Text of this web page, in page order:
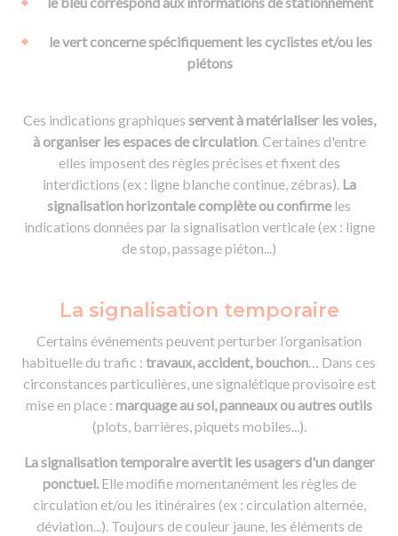
le vert concerne spécifiquement les cyclistes et/ou les
piétons
Ces indications graphiques servent à matérialiser les voies,
à organiser les espaces de circulation. Certaines d'entre
elles imposent des règles précises et fixent des
interdictions (ex : ligne blanche continue, zébras). La
signalisation horizontale complète ou confirme les
indications données par la signalisation verticale (ex : ligne
de stop, passage piéton...)
La signalisation temporaire
Certains événements peuvent perturber l’organisation
habituelle du trafic : travaux, accident, bouchon… Dans ces
circonstances particulières, une signalétique provisoire est
mise en place : marquage au sol, panneaux ou autres outils
(plots, barrières, piquets mobiles...).
La signalisation temporaire avertit les usagers d'un danger
ponctuel.Elle modifie momentanément les règles de
circulation et/ou les itinéraires (ex : circulation alternée,
déviation...). Toujours de couleur jaune, les éléments de